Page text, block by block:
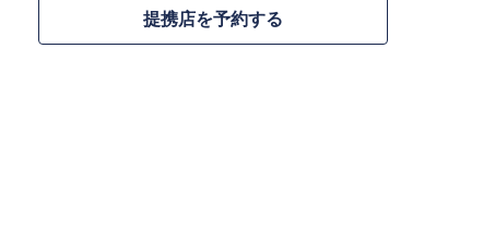
提携店を予約する